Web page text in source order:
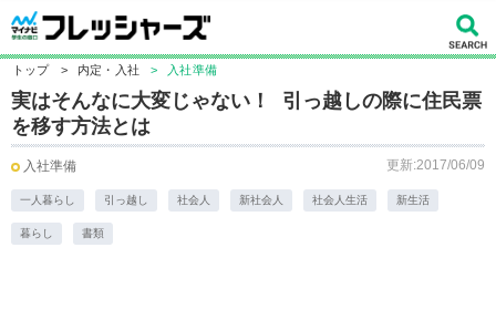
トップ > 内定・入社 > 入社準備
実はそんなに大変じゃない！ 引っ越しの際に住民票
を移す方法とは
入社準備 更新:2017/06/09
一人暮らし 引っ越し 社会人 新社会人 社会人生活 新生活
暮らし 書類